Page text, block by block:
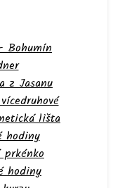
Bohumín
z Jasanu
lišta
hodiny
prkénko
hodiny